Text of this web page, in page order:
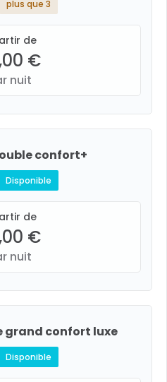
plus que 3
de
€
nuit
confort+
Disponible
de
€
nuit
grand confort luxe
Disponible